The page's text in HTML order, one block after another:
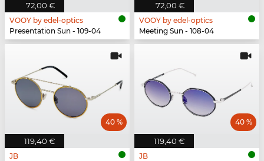
72,00 €
VOOY by edel-optics
Presentation Sun - 109-04
72,00 €
VOOY by edel-optics
Meeting Sun - 108-04
119,40 €
40 %
JB
119,40 €
40 %
JB